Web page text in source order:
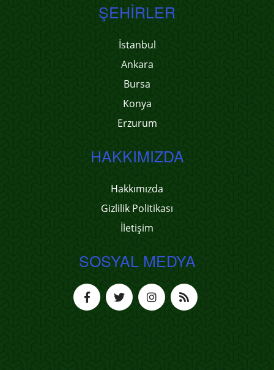
ŞEHIRLER
İstanbul
Ankara
Bursa
Konya
Erzurum
HAKKIMIZDA
Hakkımızda
Gizlilik Politikası
İletişim
SOSYAL MEDYA